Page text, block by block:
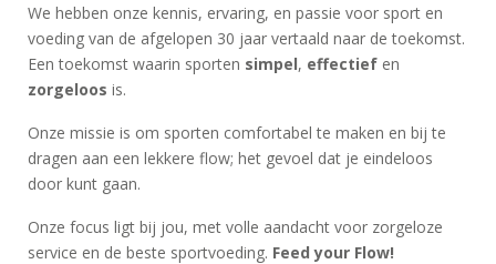
We hebben onze kennis, ervaring, en passie voor sport en
voeding van de afgelopen 30 jaar vertaald naar de toekomst.
Een toekomst waarin sporten simpel, effectief en
zorgeloos is.
Onze missie is om sporten comfortabel te maken en bij te
dragen aan een lekkere flow; het gevoel dat je eindeloos
door kunt gaan.
Onze focus ligt bij jou, met volle aandacht voor zorgeloze
service en de beste sportvoeding. Feed your Flow!
SPORT
EN
DIEET
MAXIM
TRAINING
CIRKEL
MAXIM